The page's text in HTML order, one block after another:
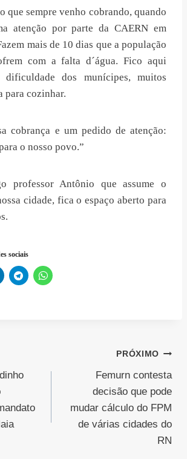
que sempre venho cobrando, quando
atenção por parte da CAERN em
mais de 10 dias que a população
com a falta d´água. Fico aqui
dificuldade dos munícipes, muitos
para cozinhar.
cobrança e um pedido de atenção:
o nosso povo.”
professor Antônio que assume o
cidade, fica o espaço aberto para
sociais
PRÓXIMO
Femurn contesta
decisão que pode
mudar cálculo do FPM
de várias cidades do
RN